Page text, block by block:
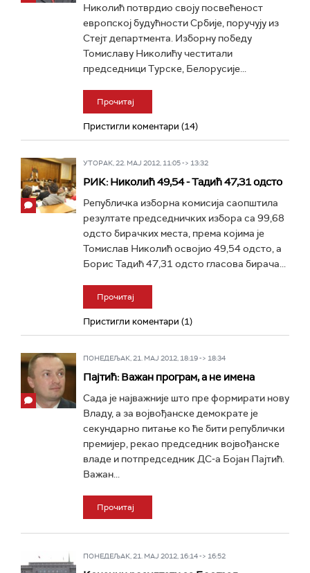
Николић потврдио своју посвећеност
европској будућности Србије, поручују из
Стејт департмента. Изборну победу
Томиславу Николићу честитали
председници Турске, Белорусије...
Прочитај
Пристигли коментари (14)
УТОРАК, 22. МАЈ 2012, 11:05 -> 13:32
РИК: Николић 49,54 - Тадић 47,31 одсто
Републичка изборна комисија саопштила
резултате председничких избора са 99,68
одсто бирачких места, према којима је
Томислав Николић освојио 49,54 одсто, а
Борис Тадић 47,31 одсто гласова бирача...
Прочитај
Пристигли коментари (1)
ПОНЕДЕЉАК, 21. МАЈ 2012, 18:19 -> 18:34
Пајтић: Важан програм, а не имена
Сада је најважније што пре формирати нову
Владу, а за војвођанске демократе је
секундарно питање ко ће бити републички
премијер, рекао председник војвођанске
владе и потпредседник ДС-а Бојан Пајтић.
Важан...
Прочитај
ПОНЕДЕЉАК, 21. МАЈ 2012, 16:14 -> 16:52